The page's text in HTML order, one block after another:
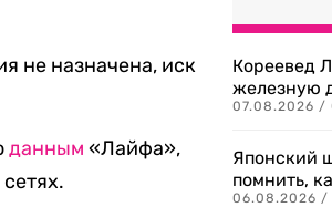
не назначена, иск
данным «Лайфа»,
Кореевед
железную
07.08.2026 /
Японский
помнить,
06.08.2026 /